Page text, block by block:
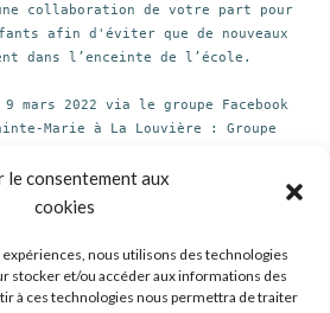
le consentement aux
cookies
nous utilisons des technologies
stocker et/ou accéder aux informations des
à ces technologies nous permettra de traiter
une collaboration de votre part pour
afin d'éviter que de nouveaux
dans l’enceinte de l’école.
mars 2022 via le groupe Facebook
Marie à La Louvière : Groupe
Pour les parents ne souhaitant
sociaux, nous vos proposons de
: www.ismprimaire.be